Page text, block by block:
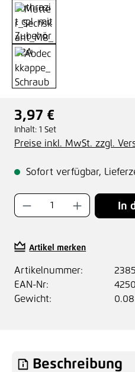
Regulärer Preis:
3,97 €
Inhalt: 1 Set
Preise inkl. MwSt. zzgl.
Sofort verfügbar,
Produkt Anzahl: In
Artikel merken
Artikelnummer:
EAN-Nr:
Gewicht:
Beschreibung